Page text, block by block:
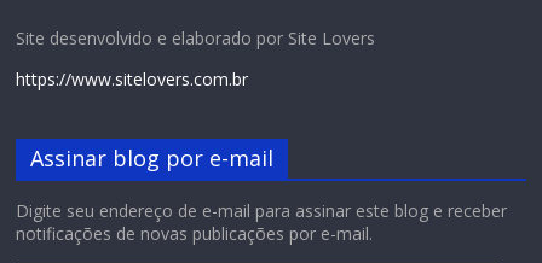
Site desenvolvido e elaborado por Site Lovers
https://www.sitelovers.com.br
Assinar blog por e-mail
Digite seu endereço de e-mail para assinar este blog e receber
notificações de novas publicações por e-mail.